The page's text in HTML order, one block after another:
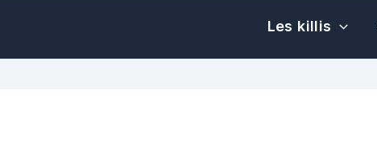
Les killis